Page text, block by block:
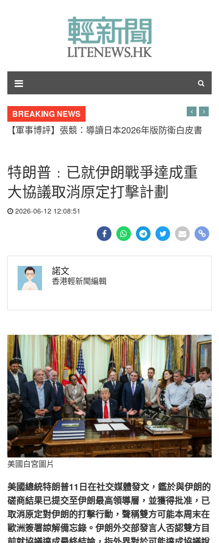
BREAKING NEWS
【軍事博評】張競：導讀日本2026年版防衛白皮書
特朗普﹕已就伊朗戰爭達成重
大協議取消原定打擊計劃
2026-06-12 12:08:51
諾文
香港輕新聞編輯
美國白宮圖片
美國總統特朗普11日在社交媒體發文，鑑於與伊朗的
磋商結果已提交至伊朗最高領導層，並獲得批准，已
取消原定對伊朗的打擊行動，聲稱雙方可能本周末在
歐洲簽署諒解備忘錄。伊朗外交部發言人否認雙方目